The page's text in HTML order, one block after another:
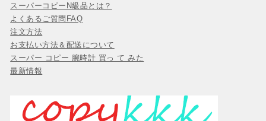
スーパーコピーN級品とは？
よくあるご質問FAQ
注文方法
お支払い方法＆配送について
スーパー コピー 腕時計 買っ て みた
最新情報